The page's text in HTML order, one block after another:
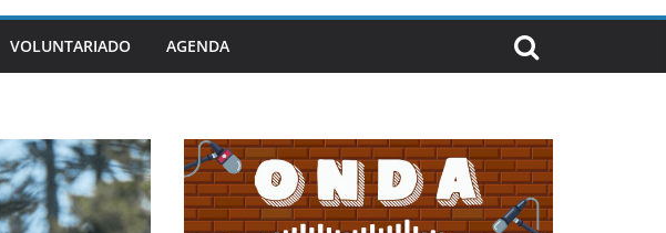
VOLUNTARIADO AGENDA